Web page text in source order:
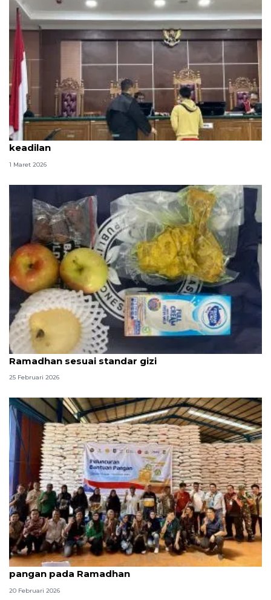
Tangis Fandi Ramadhan, ABK sabu 2 ton minta
keadilan
1 Maret 2026
SPPG Polda Kepri pastikan menu MBG selama
Ramadhan sesuai standar gizi
25 Februari 2026
Bulog Batam siapkan 1.586 ton beras bantuan
pangan pada Ramadhan
20 Februari 2026